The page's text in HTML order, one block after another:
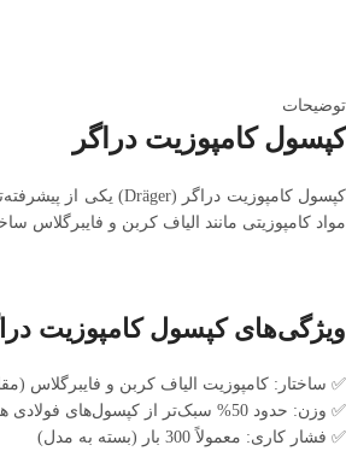
توضیحات
کپسول کامپوزیت دراگر
مواد کامپوزیتی مانند الیاف کربن و فایبرگلاس
ویژگی‌های کپسول کامپوزیت
✅ ساختار: کامپوزیت الیاف کربن و فایبرگلاس
✅ وزن: حدود 50% سبک‌تر از کپسول‌های فولادی هم‌ظرفیت
✅ فشار کاری: معمولاً 300 بار (بسته به مدل)